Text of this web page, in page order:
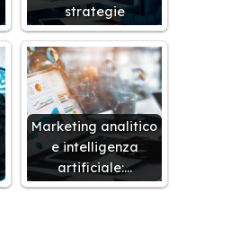
strategie
Marketing analitico
e intelligenza
artificiale:…